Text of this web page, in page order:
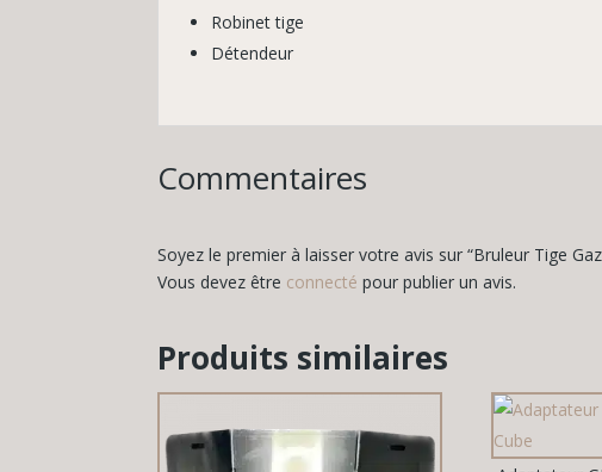
Robinet tige
Détendeur
Commentaires
Soyez le premier à laisser votre avis sur “Bruleur Tige
Vous devez être connecté pour publier un avis.
Produits similaires